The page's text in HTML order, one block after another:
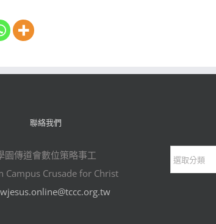
聯絡我們
園傳道會數位策略事工
Campus Crusade for Christ
部
落